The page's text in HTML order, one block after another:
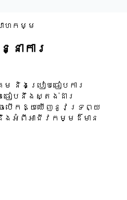
ហកម្ម
ាការ
និងប្រៀបធៀបការ
បនឹងស្តង់ដារ
ចបើកឱ្យឃើញនូវទ្រព្យ
ងអំពីអាជីវកម្មដ៏មាន